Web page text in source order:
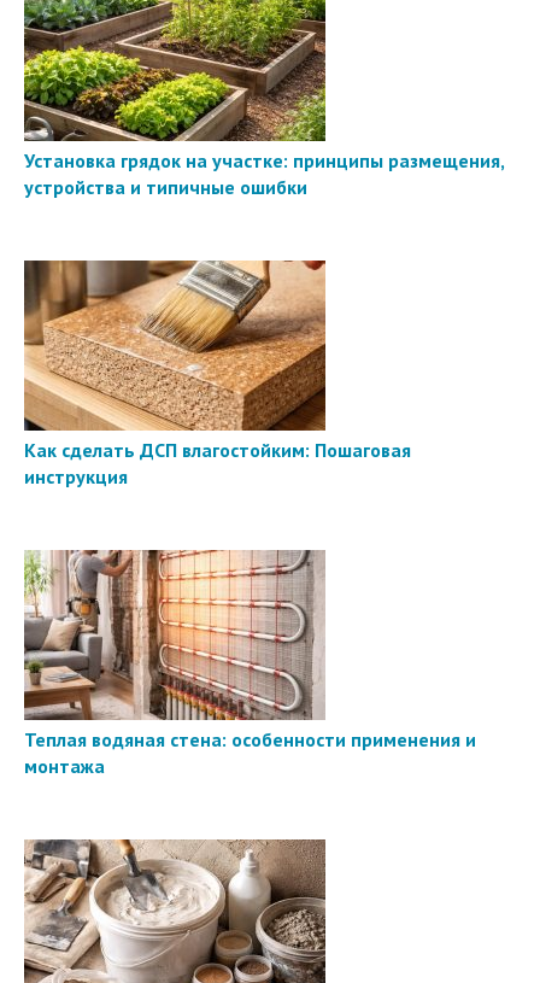
Установка грядок на участке: принципы размещения,
устройства и типичные ошибки
Как сделать ДСП влагостойким: Пошаговая
инструкция
Теплая водяная стена: особенности применения и
монтажа